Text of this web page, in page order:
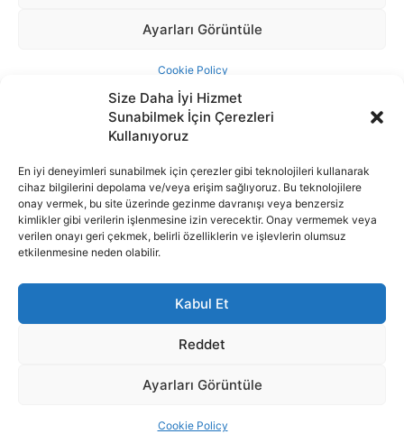
Size Daha İyi Hizmet
Sunabilmek İçin Çerezleri
Kullanıyoruz
En iyi deneyimleri sunabilmek için çerezler gibi teknolojileri kullanarak
cihaz bilgilerini depolama ve/veya erişim sağlıyoruz. Bu teknolojilere
onay vermek, bu site üzerinde gezinme davranışı veya benzersiz
kimlikler gibi verilerin işlenmesine izin verecektir. Onay vermemek veya
verilen onayı geri çekmek, belirli özelliklerin ve işlevlerin olumsuz
etkilenmesine neden olabilir.
Kabul Et
Reddet
Ayarları Görüntüle
Cookie Policy
İnternet portalımızda yer alan tüm haber metini, resim ve benzeri
içeriğin hakları Sigortamedya Yayıncılık A.Ş.'ye aittir. Hiçbir şekilde
basılı ya da elektronik bir ortamda, kaynak gösterilse bile izin
alınmadan kullanılamaz.
© 2015 - 2025 Sigortamedya Yayın Grubu | Sigortamedya